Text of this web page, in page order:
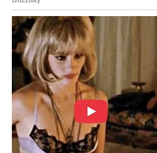
RAK – Srce koje
davalo konačno
Rakovi su znak koji je prošao
drugi ne bi izdržali. Oni su davali
nisu dobijali nazad. Verovali su i
razočarali. Opraštali su i onda
I sve to nije prošlo nezapaženo.